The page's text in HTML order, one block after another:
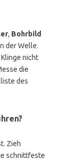
, Bohrbild
der Welle.
nicht
die
des
Zieh
schnittfeste